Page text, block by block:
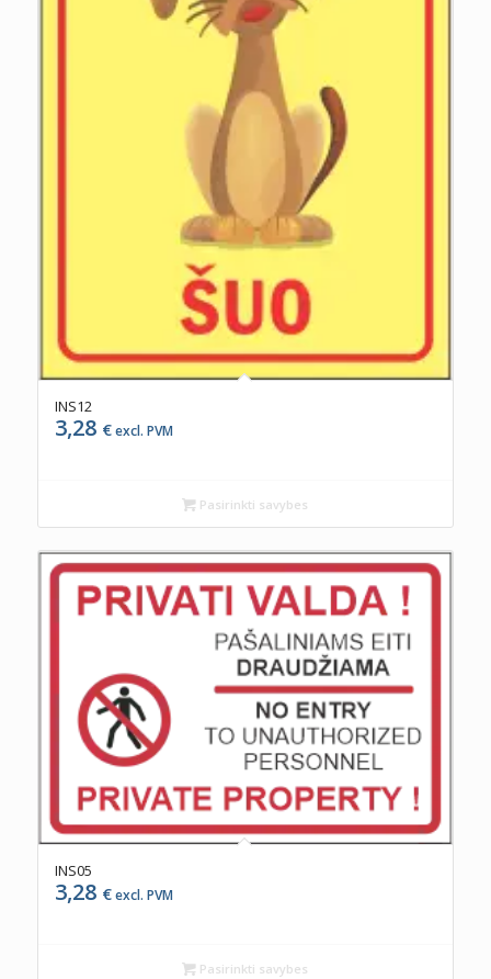
INS12
3,28 €excl. PVM
Pasirinkti savybes
INS05
3,28 €excl. PVM
Pasirinkti savybes